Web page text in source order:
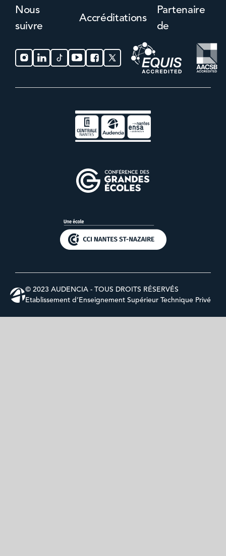
Nous
suivre
Accréditations
Partenaire
de
© 2023 AUDENCIA - TOUS DROITS RÉSERVÉS
Etablissement d’Enseignement Supérieur Technique Privé